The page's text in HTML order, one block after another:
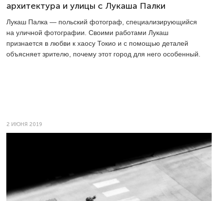
архитектура и улицы с Лукаша Палки
Лукаш Палка — польский фотограф, специализирующийся
на уличной фотографии. Своими работами Лукаш
признается в любви к хаосу Токио и с помощью деталей
объясняет зрителю, почему этот город для него особенный.
2 ИЮНЯ 2019